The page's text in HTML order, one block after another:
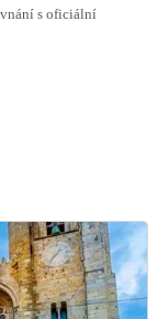
s oficiální